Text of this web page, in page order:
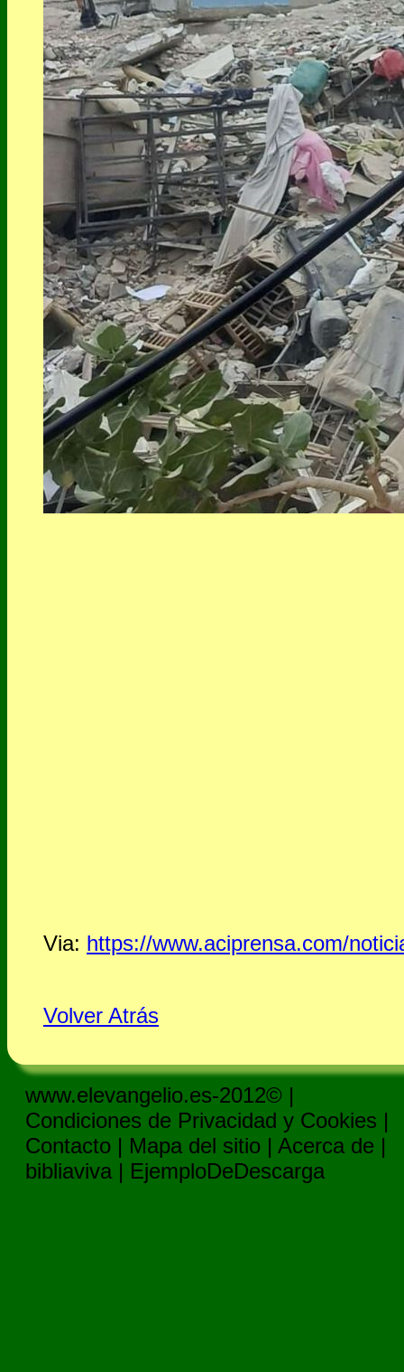
Via: https://www.aciprensa.com/
Volver Atrás
www.elevangelio.es-2012© |
Condiciones de Privacidad y Cookies |
Contacto | Mapa del sitio | Acerca de |
bibliaviva | EjemploDeDescarga